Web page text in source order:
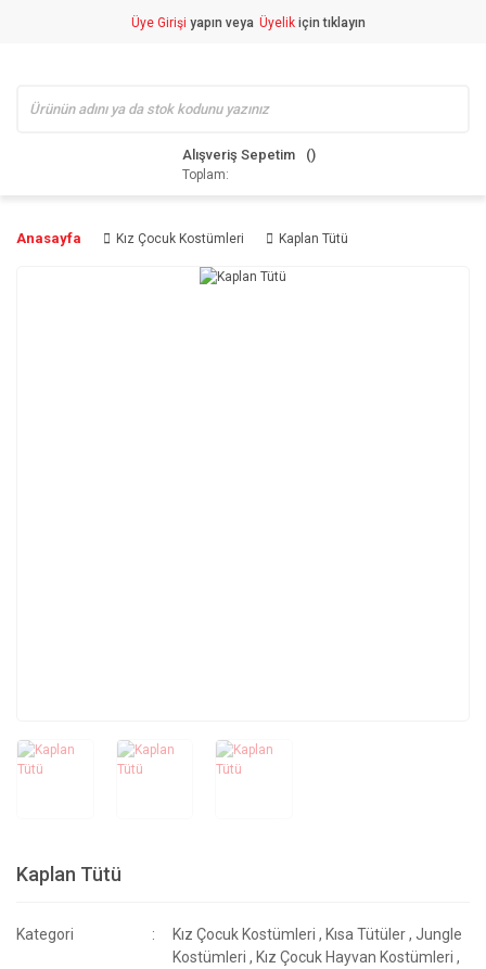
Üye Girişi yapın veya Üyelik için tıklayın
Alışveriş Sepetim
Toplam:
Anasayfa Kız Çocuk Kostümleri Kaplan Tütü
Kaplan Tütü
Kategori Kız Çocuk Kostümleri , Kısa Tütüler ,Jungle
Kostümleri , Kız Çocuk Hayvan Kostümleri ,